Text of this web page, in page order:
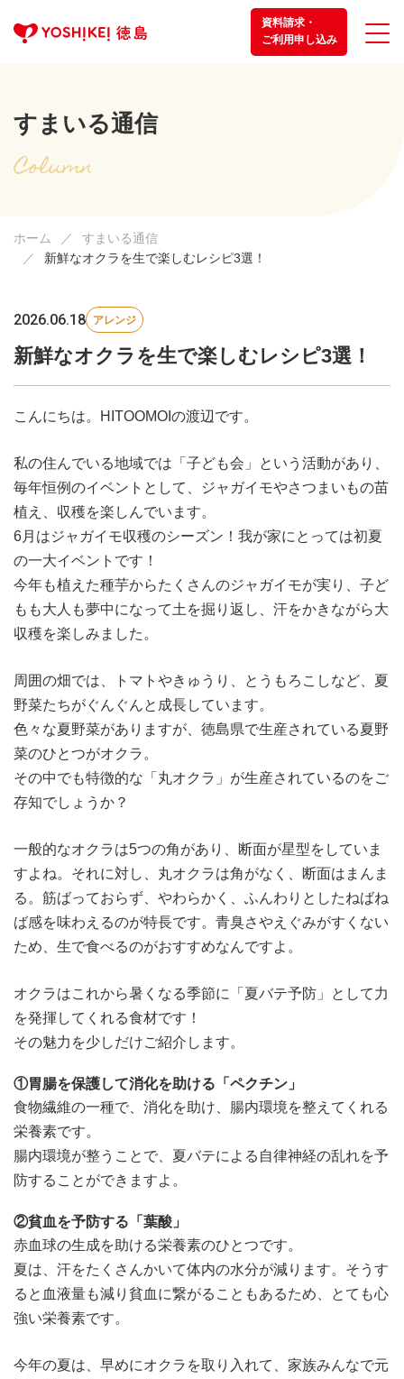
資料請求・
ご利用申し込み
すまいる通信
ホーム
すまいる通信
新鮮なオクラを生で楽しむレシピ3選！
2026.06.18 アレンジ
新鮮なオクラを生で楽しむレシピ3選！
こんにちは。HITOOMOIの渡辺です。
私の住んでいる地域では「子ども会」という活動があり、
毎年恒例のイベントとして、ジャガイモやさつまいもの苗
植え、収穫を楽しんでいます。
6月はジャガイモ収穫のシーズン！我が家にとっては初夏
の一大イベントです！
今年も植えた種芋からたくさんのジャガイモが実り、子ど
もも大人も夢中になって土を掘り返し、汗をかきながら大
収穫を楽しみました。
周囲の畑では、トマトやきゅうり、とうもろこしなど、夏
野菜たちがぐんぐんと成長しています。
色々な夏野菜がありますが、徳島県で生産されている夏野
菜のひとつがオクラ。
その中でも特徴的な「丸オクラ」が生産されているのをご
存知でしょうか？
一般的なオクラは5つの角があり、断面が星型をしていま
すよね。それに対し、丸オクラは角がなく、断面はまんま
る。筋ばっておらず、やわらかく、ふんわりとしたねばね
ば感を味わえるのが特長です。青臭さやえぐみがすくない
ため、生で食べるのがおすすめなんですよ。
オクラはこれから暑くなる季節に「夏バテ予防」として力
を発揮してくれる食材です！
その魅力を少しだけご紹介します。
①胃腸を保護して消化を助ける「ペクチン」
食物繊維の一種で、消化を助け、腸内環境を整えてくれる
栄養素です。
腸内環境が整うことで、夏バテによる自律神経の乱れを予
防することができますよ。
②貧血を予防する「葉酸」
赤血球の生成を助ける栄養素のひとつです。
夏は、汗をたくさんかいて体内の水分が減ります。そうす
ると血液量も減り貧血に繋がることもあるため、とても心
強い栄養素です。
今年の夏は、早めにオクラを取り入れて、家族みんなで元